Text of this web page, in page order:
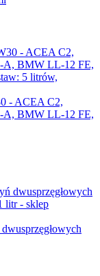
- ACEA C2,
A, BMW LL-12 FE,